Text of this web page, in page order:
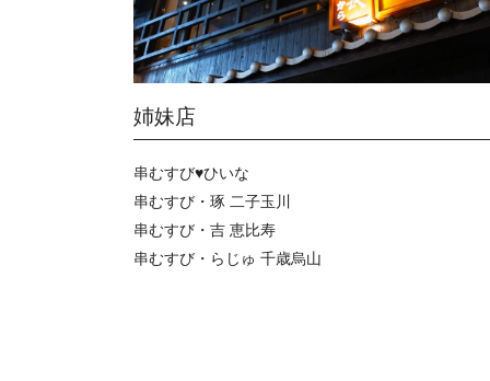
姉妹店
串むすび♥ひいな
串むすび・琢 二子玉川
串むすび・吉 恵比寿
串むすび・らじゅ 千歳烏山